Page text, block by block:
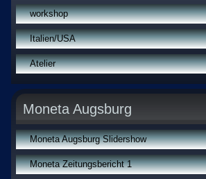
workshop
Italien/USA
Atelier
Moneta Augsburg
Moneta Augsburg Slidershow
Moneta Zeitungsbericht 1